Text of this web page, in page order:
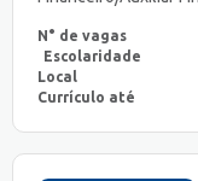
N° de vagas
Escolaridade
Local
Currículo até